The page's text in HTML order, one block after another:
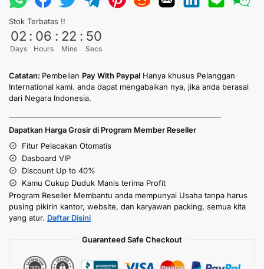
Stok Terbatas !!
02
Days
: 06
Hours
: 22
Mins
: 50
Secs
Catatan: Pembelian Pay With Paypal Hanya khusus Pelanggan
International kami. anda dapat mengabaikan nya, jika anda berasal
dari Negara Indonesia.
Dapatkan Harga Grosir di Program Member Reseller
Fitur Pelacakan Otomatis
Dasboard VIP
Discount Up to 40%
Kamu Cukup Duduk Manis terima Profit
Program Reseller Membantu anda mempunyai Usaha tanpa harus
pusing pikirin kantor, website, dan karyawan packing, semua kita
yang atur. Daftar Disini
Guaranteed Safe Checkout